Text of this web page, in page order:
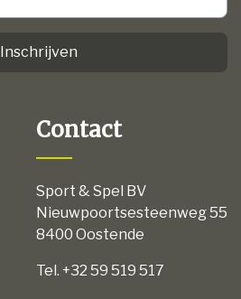
Inschrijven
Contact
Sport & Spel BV
Nieuwpoortsesteenweg 55
8400 Oostende
Tel. +32 59 519 517